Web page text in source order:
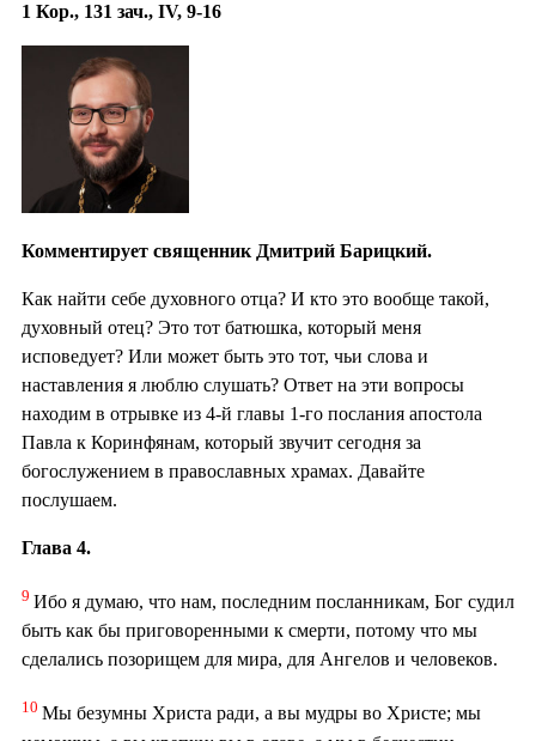
1 Кор., 131 зач., IV, 9-16
Комментирует священник Дмитрий Барицкий.
Как найти себе духовного отца? И кто это вообще такой,
духовный отец? Это тот батюшка, который меня
исповедует? Или может быть это тот, чьи слова и
наставления я люблю слушать? Ответ на эти вопросы
находим в отрывке из 4-й главы 1-го послания апостола
Павла к Коринфянам, который звучит сегодня за
богослужением в православных храмах. Давайте
послушаем.
Глава 4.
9 Ибо я думаю, что нам, последним посланникам, Бог судил
быть как бы приговоренными к смерти, потому что мы
сделались позорищем для мира, для Ангелов и человеков.
10 Мы безумны Христа ради, а вы мудры во Христе; мы